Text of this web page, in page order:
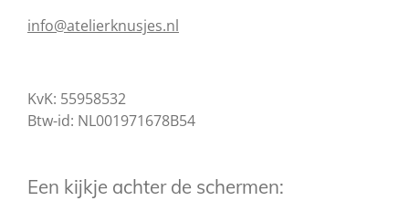
info@atelierknusjes.nl
KvK: 55958532
Btw-id: NL001971678B54
Een kijkje achter de schermen: